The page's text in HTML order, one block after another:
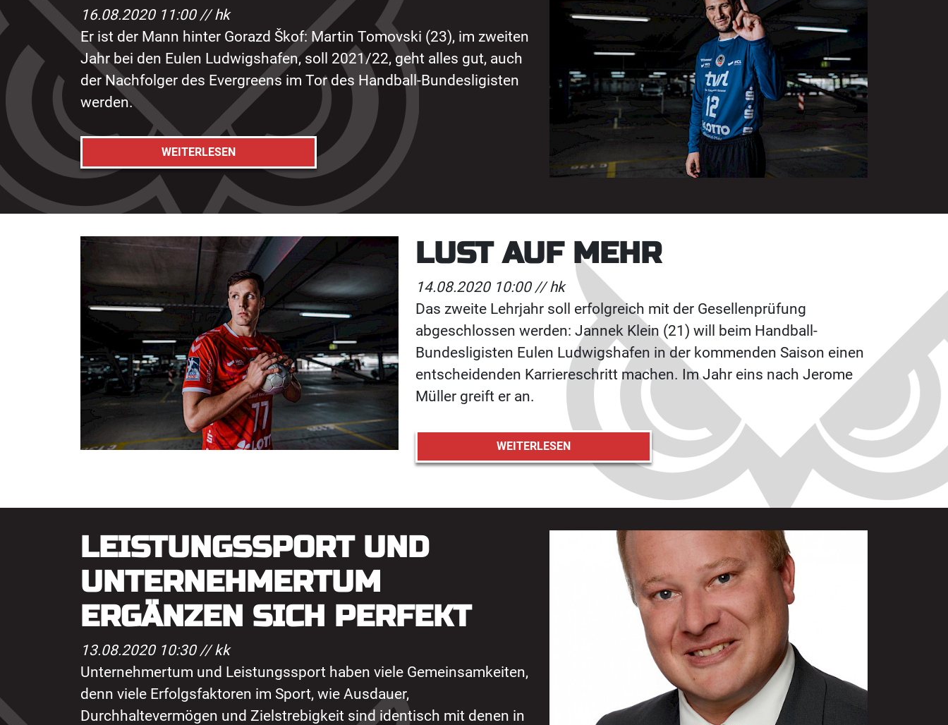
16.08.2020 11:00 //hk
Er ist der Mann hinter Gorazd Škof: Martin Tomovski (23), im zweiten
Jahr bei den Eulen Ludwigshafen, soll 2021/22, geht alles gut, auch
der Nachfolger des Evergreens im Tor des Handball-Bundesligisten
werden.
WEITERLESEN
LUST AUF MEHR
14.08.2020 10:00 //hk
Das zweite Lehrjahr soll erfolgreich mit der Gesellenprüfung
abgeschlossen werden: Jannek Klein (21) will beim Handball-
Bundesligisten Eulen Ludwigshafen in der kommenden Saison einen
entscheidenden Karriereschritt machen. Im Jahr eins nach Jerome
Müller greift er an.
WEITERLESEN
LEISTUNGSSPORT UND
UNTERNEHMERTUM
ERGÄNZEN SICH PERFEKT
13.08.2020 10:30 //kk
Unternehmertum und Leistungssport haben viele Gemeinsamkeiten,
denn viele Erfolgsfaktoren im Sport, wie Ausdauer,
Durchhaltevermögen und Zielstrebigkeit sind identisch mit denen in